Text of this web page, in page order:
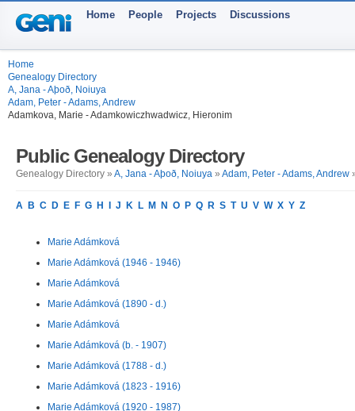
Home People Projects Discussions
Home
Genealogy Directory
A, Jana - Aþoð, Noiuya
Adam, Peter - Adams, Andrew
Adamkova, Marie - Adamkowiczhwadwicz, Hieronim
Public Genealogy Directory
Genealogy Directory » A, Jana - Aþoð, Noiuya » Adam, Peter - Adams, Andrew
A B C D E F G H J K L M N O P Q R S T U V W X Y Z
Marie Adámková
Marie Adámková (1946 - 1946)
Marie Adámková
Marie Adámková (1890 - d.)
Marie Adámková
Marie Adámková (b. - 1907)
Marie Adámková (1788 - d.)
Marie Adámková (1823 - 1916)
Marie Adámková (1920 - 1987)